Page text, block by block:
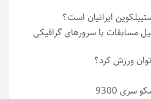
ایرانیان است؟
مسابقات با سرورهای گرافیکی
ورزش کرد؟
9300